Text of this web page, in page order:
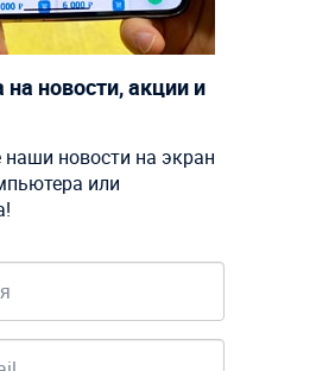
на новости, акции и
наши новости на экран
или